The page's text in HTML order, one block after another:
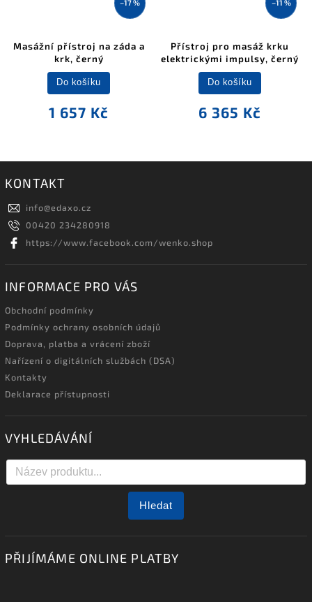
–17 %
Masážní přístroj na záda a
krk, černý
1 657 Kč
Do košíku
–11 %
Přístroj pro masáž krku
elektrickými impulsy, černý
6 365 Kč
Do košíku
KONTAKT
info@edaxo.cz
00420 234280918
https://www.facebook.com/wenko.shop
INFORMACE PRO VÁS
Obchodní podmínky
Podmínky ochrany osobních údajů
Doprava, platba a vrácení zboží
Nařízení o digitálních službách (DSA)
Kontakty
Deklarace přístupnosti
VYHLEDÁVÁNÍ
Hledat
PŘIJÍMÁME ONLINE PLATBY